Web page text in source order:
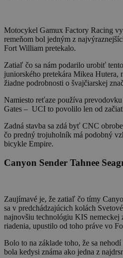
Motocykel Gamux Factory Racing
remeňom bol jedným z
Fort William pretekalo.
Zatiaľ čo sa nám podarilo urobiť
juniorského pretekára Mikea Hutera,
žiadne podrobnosti o švajčiarskej
Namiesto reťaze používa
Gates – UCI to povolilo len od
Zadná stavba sa zdá byť CNC
čo predný trojuholník má podobný
bicykle Empire.
Canyon Sender Tahnee
Zaujímavé je, že zatiaľ čo tímy
sa v predchádzajúcich kolách
najnovšiu technológiu KIS nemeckej
riadenia, upustilo od toho práve vo
Bolo to na základe toho, že sa
bola kedysi známa ako jedna z